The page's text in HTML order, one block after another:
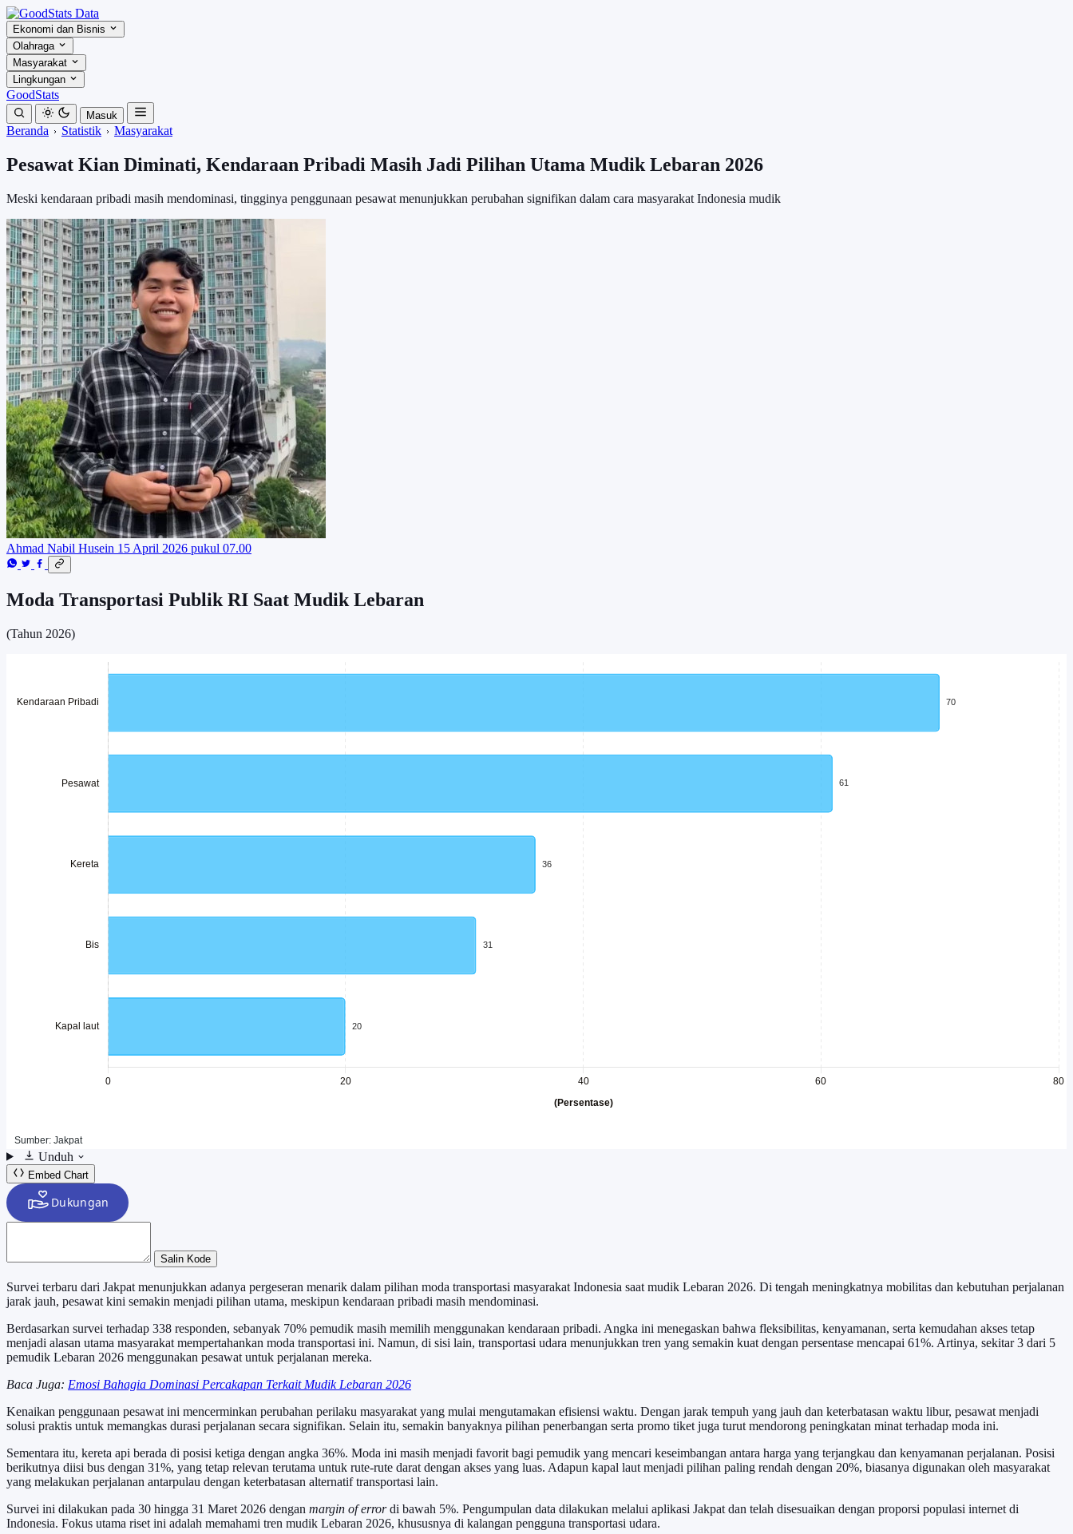
Ekonomi dan Bisnis
Olahraga
Masyarakat
Lingkungan
GoodStats
Masuk
Beranda Statistik Masyarakat
Pesawat Kian Diminati, Kendaraan Pribadi Masih Jadi Pilihan Utama Mudik Lebaran 2026
Meski kendaraan pribadi masih mendominasi, tingginya penggunaan pesawat menunjukkan perubahan signifikan dalam cara masyarakat Indonesia mudik
Ahmad Nabil Husein 15 April 2026 pukul 07.00
Moda Transportasi Publik RI Saat Mudik Lebaran
(Tahun 2026)
Unduh
Embed Chart
Salin Kode
Survei terbaru dari Jakpat menunjukkan adanya pergeseran menarik dalam pilihan moda transportasi masyarakat Indonesia saat mudik Lebaran 2026. Di tengah meningkatnya mobilitas dan kebutuhan perjalanan
jarak jauh, pesawat kini semakin menjadi pilihan utama, meskipun kendaraan pribadi masih mendominasi.
Berdasarkan survei terhadap 338 responden, sebanyak 70% pemudik masih memilih menggunakan kendaraan pribadi. Angka ini menegaskan bahwa fleksibilitas, kenyamanan, serta kemudahan akses tetap
menjadi alasan utama masyarakat mempertahankan moda transportasi ini. Namun, di sisi lain, transportasi udara menunjukkan tren yang semakin kuat dengan persentase mencapai 61%. Artinya, sekitar 3 dari 5
pemudik Lebaran 2026 menggunakan pesawat untuk perjalanan mereka.
Baca Juga: Emosi Bahagia Dominasi Percakapan Terkait Mudik Lebaran 2026
Kenaikan penggunaan pesawat ini mencerminkan perubahan perilaku masyarakat yang mulai mengutamakan efisiensi waktu. Dengan jarak tempuh yang jauh dan keterbatasan waktu libur, pesawat menjadi
solusi praktis untuk memangkas durasi perjalanan secara signifikan. Selain itu, semakin banyaknya pilihan penerbangan serta promo tiket juga turut mendorong peningkatan minat terhadap moda ini.
Sementara itu, kereta api berada di posisi ketiga dengan angka 36%. Moda ini masih menjadi favorit bagi pemudik yang mencari keseimbangan antara harga yang terjangkau dan kenyamanan perjalanan. Posisi
berikutnya diisi bus dengan 31%, yang tetap relevan terutama untuk rute-rute darat dengan akses yang luas. Adapun kapal laut menjadi pilihan paling rendah dengan 20%, biasanya digunakan oleh masyarakat
yang melakukan perjalanan antarpulau dengan keterbatasan alternatif transportasi lain.
Survei ini dilakukan pada 30 hingga 31 Maret 2026 dengan margin of errordi bawah 5%. Pengumpulan data dilakukan melalui aplikasi Jakpat dan telah disesuaikan dengan proporsi populasi internet di
Indonesia. Fokus utama riset ini adalah memahami tren mudik Lebaran 2026, khususnya di kalangan pengguna transportasi udara.